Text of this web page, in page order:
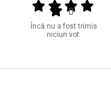
Output format
(star)(star)(star)
(star)
0
Încă nu a fost trimis
niciun vot.